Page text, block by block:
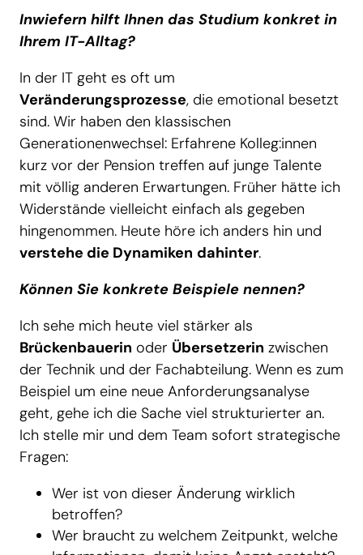
Inwiefern hilft Ihnen das Studium konkret in
Ihrem IT-Alltag?
In der IT geht es oft um
Veränderungsprozesse, die emotional besetzt
sind. Wir haben den klassischen
Generationenwechsel: Erfahrene Kolleg:innen
kurz vor der Pension treffen auf junge Talente
mit völlig anderen Erwartungen. Früher hätte ich
Widerstände vielleicht einfach als gegeben
hingenommen. Heute höre ich anders hin und
verstehe die Dynamiken dahinter.
Können Sie konkrete Beispiele nennen?
Ich sehe mich heute viel stärker als
Brückenbauerin oder Übersetzerin zwischen
der Technik und der Fachabteilung. Wenn es zum
Beispiel um eine neue Anforderungsanalyse
geht, gehe ich die Sache viel strukturierter an.
Ich stelle mir und dem Team sofort strategische
Fragen:
Wer ist von dieser Änderung wirklich
betroffen?
Wer braucht zu welchem Zeitpunkt, welche